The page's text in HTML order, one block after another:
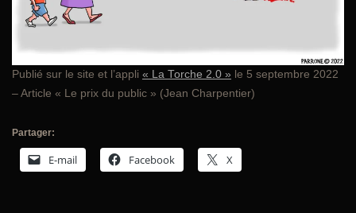
Publié sur le site et l’appli « La Torche 2.0 » le 5 septembre 2022
– Article « Le prix du public » (Jean Charpentier)
Partager:
E-mail Facebook X